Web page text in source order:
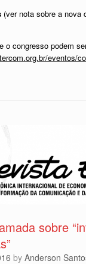
(ver nota sobre a nova
o congresso podem
eventos/
sobre
by Anderson